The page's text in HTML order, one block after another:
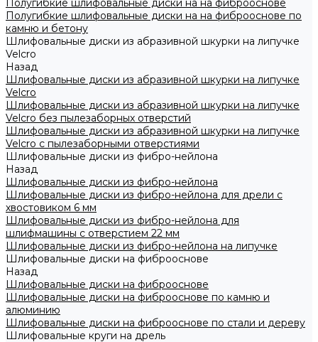
Полугибкие шлифовальные диски на на фиброоснове
Полугибкие шлифовальные диски на на фиброоснове по
камню и бетону
Шлифовальные диски из абразивной шкурки на липучке
Velcro
Назад
Шлифовальные диски из абразивной шкурки на липучке
Velcro
Шлифовальные диски из абразивной шкурки на липучке
Velcro без пылезаборных отверстий
Шлифовальные диски из абразивной шкурки на липучке
Velcro с пылезаборными отверстиями
Шлифовальные диски из фибро-нейлона
Назад
Шлифовальные диски из фибро-нейлона
Шлифовальные диски из фибро-нейлона для дрели с
хвостовиком 6 мм
Шлифовальные диски из фибро-нейлона для
шлифмашины с отверстием 22 мм
Шлифовальные диски из фибро-нейлона на липучке
Шлифовальные диски на фиброоснове
Назад
Шлифовальные диски на фиброоснове
Шлифовальные диски на фиброоснове по камню и
алюминию
Шлифовальные диски на фиброоснове по стали и дереву
Шлифовальные круги на дрель